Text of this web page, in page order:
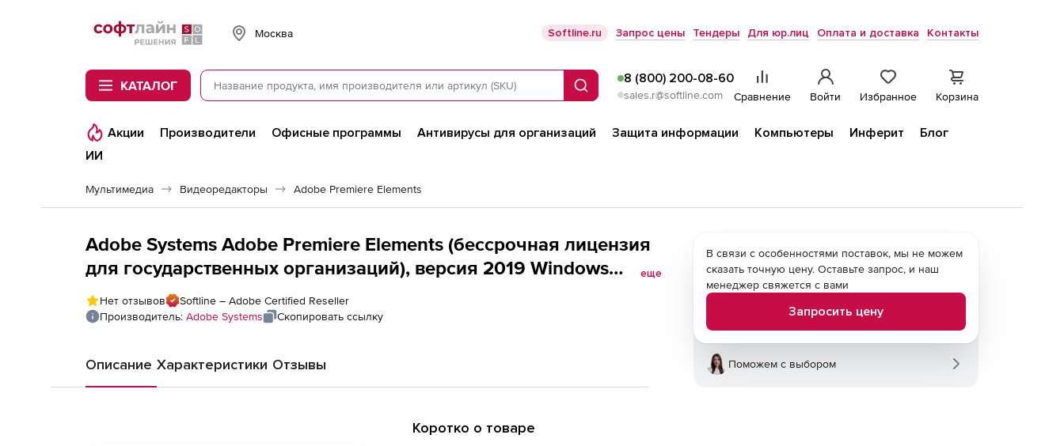
Softline
Москва Softline.ru Запрос цены Тендеры Для юр.лиц Оплата и доставка Контакты
КАТАЛОГ Поиск
8 (800) 200-08-60
sales.r@softline.com Сравнение Войти Избранное Корзина
Акции Производители Офисные программы Антивирусы для организаций Защита информации Компьютеры Инферит
Блог
ИИ
Мультимедиа Видеоредакторы Adobe Premiere Elements
Adobe Systems Adobe Premiere Elements (бессрочная лицензия
для государственных организаций), версия 2019 Windows
еще
Нет отзывов
Softline – Adobe Certified Reseller
Производитель: Adobe Systems Скопировать ссылку
Описание Характеристики Отзывы
Коротко о товаре
В связи с особенностями поставок, мы не можем
сказать точную цену. Оставьте запрос, и наш
менеджер свяжется с вами
Запросить цену
Поможем с выбором